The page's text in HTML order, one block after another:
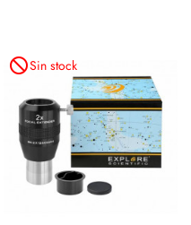
not_interestedSin stock